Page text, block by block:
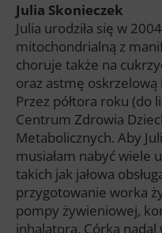
Julia Skonieczek
Julia urodziła się w
mitochondrialną z
choruje także na
oraz astmę
Przez półtora roku (do
Centrum Zdrowia
Metabolicznych. Aby
musiałam nabyć wiele
takich jak jałowa
przygotowanie worka
pompy żywieniowej,
inhalatora. Córka